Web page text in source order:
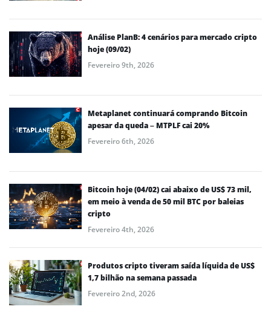
Análise PlanB: 4 cenários para mercado cripto
hoje (09/02)
Fevereiro 9th, 2026
Metaplanet continuará comprando Bitcoin
apesar da queda – MTPLF cai 20%
Fevereiro 6th, 2026
Bitcoin hoje (04/02) cai abaixo de US$ 73 mil,
em meio à venda de 50 mil BTC por baleias
cripto
Fevereiro 4th, 2026
Produtos cripto tiveram saída líquida de US$
1,7 bilhão na semana passada
Fevereiro 2nd, 2026